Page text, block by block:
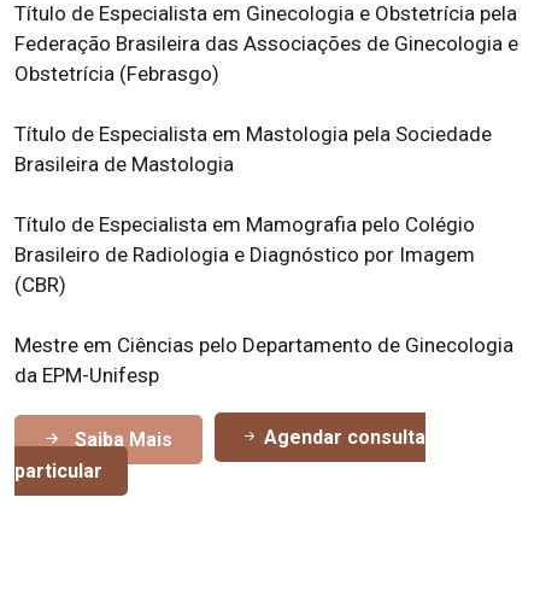
Título de Especialista em Ginecologia e Obstetrícia pela
Federação Brasileira das Associações de Ginecologia e
Obstetrícia (Febrasgo)
Título de Especialista em Mastologia pela Sociedade
Brasileira de Mastologia
Título de Especialista em Mamografia pelo Colégio
Brasileiro de Radiologia e Diagnóstico por Imagem
(CBR)
Mestre em Ciências pelo Departamento de Ginecologia
da EPM-Unifesp
Saiba Mais
Agendar consulta
particular